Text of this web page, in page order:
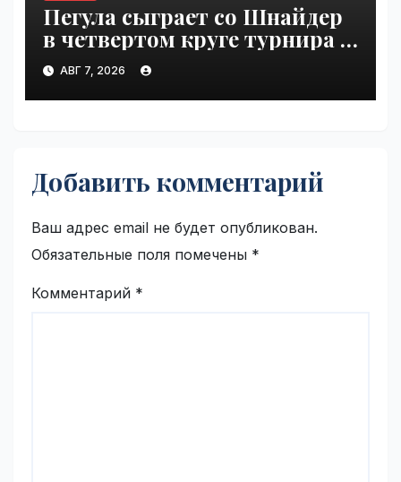
Пегула сыграет со Шнайдер
в четвертом круге турнира в
Торонто | VseTime.ru
АВГ 7, 2026
Добавить комментарий
Ваш адрес email не будет опубликован.
Обязательные поля помечены *
Комментарий *